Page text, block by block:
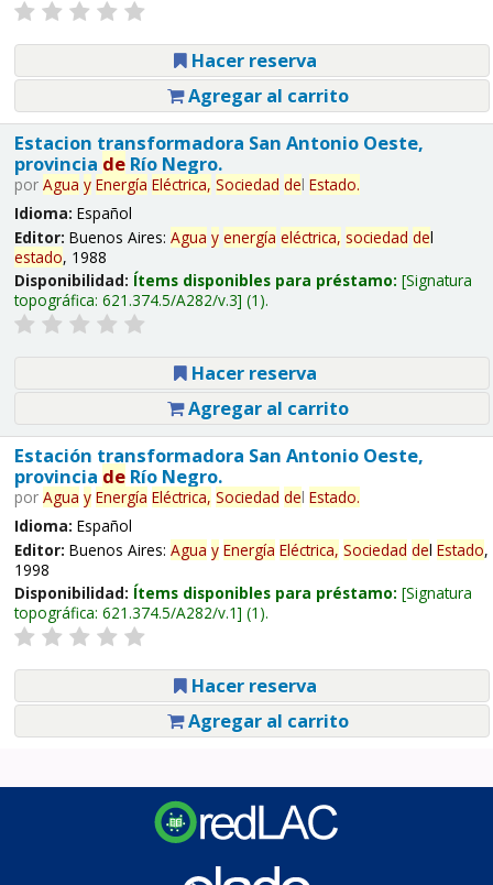
Hacer reserva
Agregar al carrito
Estacion transformadora San Antonio Oeste,
provincia deRío Negro.
por Agua y Energía Eléctrica, Sociedad del Estado.
Idioma: Español
Editor: Buenos Aires: Agua y energía eléctrica, sociedad del
estado, 1988
Disponibilidad: Ítems disponibles para préstamo: Signatura
topográfica: 621.374.5/A282/v.3 (1).
Hacer reserva
Agregar al carrito
Estación transformadora San Antonio Oeste,
provincia deRío Negro.
por Agua y Energía Eléctrica, Sociedad del Estado.
Idioma: Español
Editor: Buenos Aires: Agua y Energía Eléctrica, Sociedad del Estado,
1998
Disponibilidad: Ítems disponibles para préstamo: Signatura
topográfica: 621.374.5/A282/v.1 (1).
Hacer reserva
Agregar al carrito